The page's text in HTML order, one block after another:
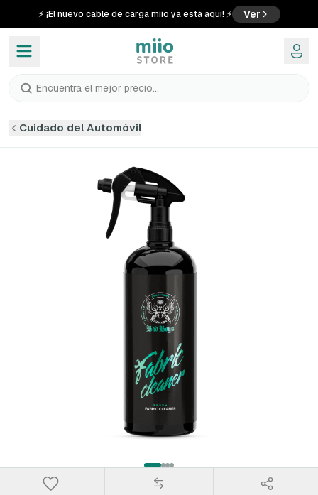
⚡ ¡El nuevo cable de carga miio ya está aquí! ⚡ Ver
Encuentra el mejor precio...
Cuidado del Automóvil